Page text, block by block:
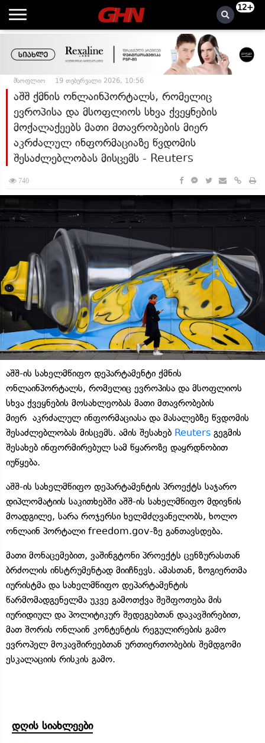
12+
მსოფლიო 19 თებერვალი 2026, 10:56
აშშ ქმნის ონლაინპორტალს, რომელიც
ევროპისა და მსოფლიოს სხვა ქვეყნების
მოქალაქეებს მათი მთავრობების მიერ
აკრძალულ ინფორმაციაზე წვდომის
შესაძლებლობას მისცემს - Reuters
740
აშშ-ის სახელმწიფო დეპარტამენტი ქმნის
ონლაინპორტალს, რომელიც ევროპისა და მსოფლიოს
სხვა ქვეყნების მოსახლეობას მათი მთავრობების
მიერ აკრძალულ ინფორმაციასა და მასალებზე წვდომის
შესაძლებლობას მისცემს. ამის შესახებ Reuters გეგმის
შესახებ ინფორმირებულ სამ წყაროზე დაყრდნობით
იუწყება.
აშშ-ის სახელმწიფო დეპარტამენტის პროექტს საჯარო
დიპლომატიის საკითხებში აშშ-ის სახელმწიფო მდივნის
მოადგილე, სარა როჯერსი ხელმძღვანელობს, ხოლო
ონლაინ პორტალი freedom.gov-ზე განთავსდება.
მათი მონაცემებით, ვაშინგტონი პროექტს ცენზურასთან
ბრძოლის ინსტრუმენტად მიიჩნევს. ამასთან, ზოგიერთმა
იურისტმა და სახელმწიფო დეპარტამენტის
წარმომადგენელმა უკვე გამოთქვა შეშფოთება მის
იურიდიულ და პოლიტიკურ შედეგებთან დაკავშირებით,
მათ შორის ონლაინ კონტენტის რეგულირების გამო
ევროპელ მოკავშირეებთან ურთიერთობების შემდგომი
ესკალაციის რისკის გამო.
დღის სიახლეები